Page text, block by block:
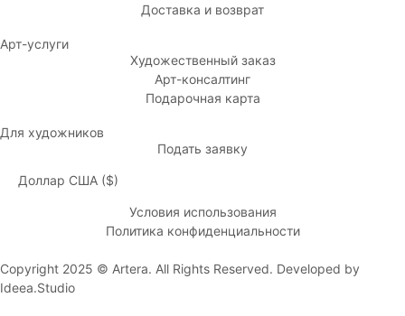
Доставка и возврат
Арт-услуги
Художественный заказ
Арт-консалтинг
Подарочная карта
Для художников
Подать заявку
Доллар США ($)
Условия использования
Политика конфиденциальности
Copyright 2025 © Artera. All Rights Reserved. Developed by
Ideea.Studio